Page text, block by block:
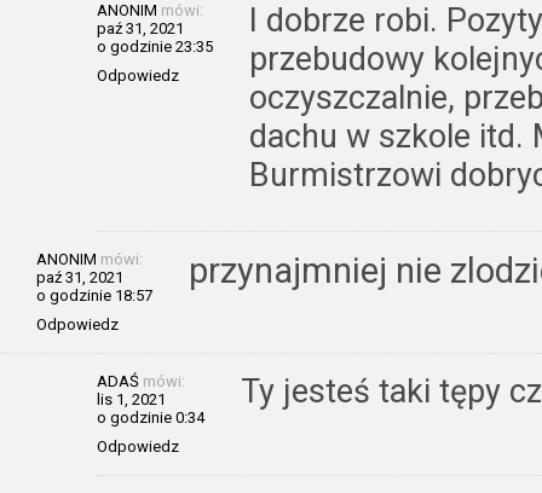
ANONIM mówi:
paź 31, 2021
o godzinie 23:35
Odpowiedz
I dobrze robi.
przebudowy
oczyszczalnie,
dachu w szkole itd.
Burmistrzowi
ANONIM mówi:
paź 31, 2021
o godzinie 18:57
Odpowiedz
przynajmniej nie
ADAŚ mówi:
lis 1, 2021
o godzinie 0:34
Odpowiedz
Ty jesteś taki tępy